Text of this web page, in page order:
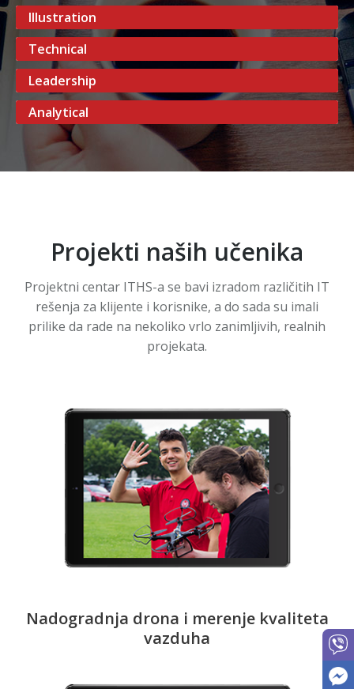
Illustration
Technical
Leadership
Analytical
Projekti naših učenika
Projektni centar ITHS-a se bavi izradom različitih IT
rešenja za klijente i korisnike, a do sada su imali
prilike da rade na nekoliko vrlo zanimljivih, realnih
projekata.
Nadogradnja drona i merenje kvaliteta
vazduha